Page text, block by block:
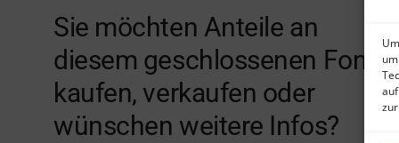
Sie möchten Anteile an
diesem geschlossenen Fonds
kaufen, verkaufen oder
wünschen weitere Infos?